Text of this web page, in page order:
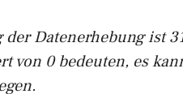
Datenerhebung ist
von 0 bedeuten, es